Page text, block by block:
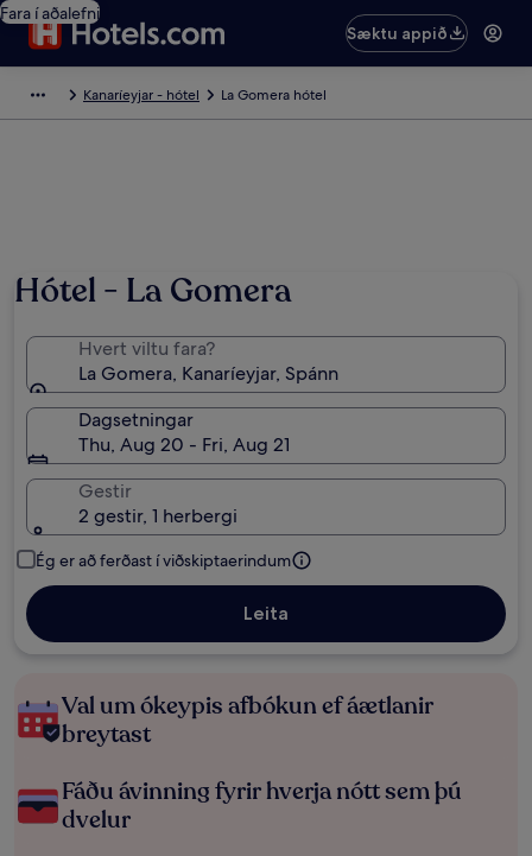
Fara í aðalefni
Sæktu appið
Kanaríeyjar - hótel La Gomera hótel
Hótel - La Gomera
Hvert viltu fara?
La Gomera, Kanaríeyjar, Spánn
Dagsetningar
Thu, Aug 20 - Fri, Aug 21
Gestir
2 gestir, 1 herbergi
Ég er að ferðast í viðskiptaerindum
Leita
Val um ókeypis afbókun ef áætlanir
breytast
Fáðu ávinning fyrir hverja nótt sem þú
dvelur